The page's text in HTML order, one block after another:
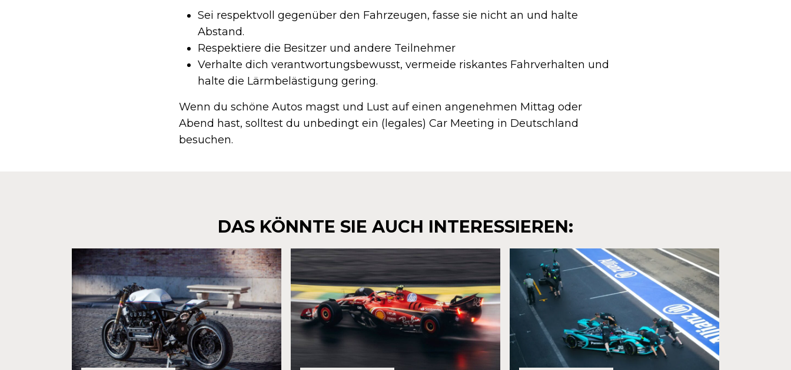
Sei respektvoll gegenüber den Fahrzeugen, fasse sie nicht an und halte
Abstand.
Respektiere die Besitzer und andere Teilnehmer
Verhalte dich verantwortungsbewusst, vermeide riskantes Fahrverhalten und
halte die Lärmbelästigung gering.
Wenn du schöne Autos magst und Lust auf einen angenehmen Mittag oder
Abend hast, solltest du unbedingt ein (legales) Car Meeting in Deutschland
besuchen.
DAS KÖNNTE SIE AUCH INTERESSIEREN: